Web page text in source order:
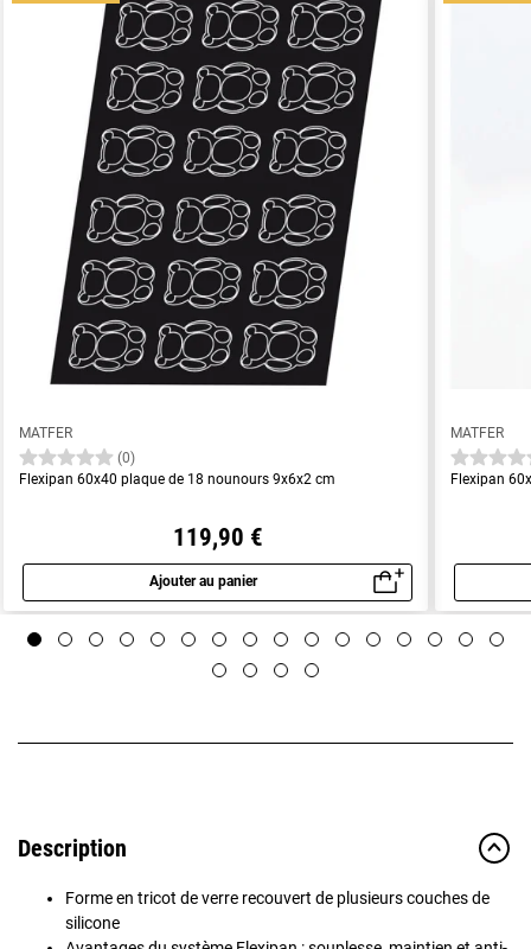
MATFER
(0)
Flexipan 60x40 plaque de 18 nounours 9x6x2 cm
119,90 €
Ajouter au panier
Aperçu rapide
MATFER
Flexipan
Description
Forme en tricot de verre recouvert de plusieurs couches de
silicone